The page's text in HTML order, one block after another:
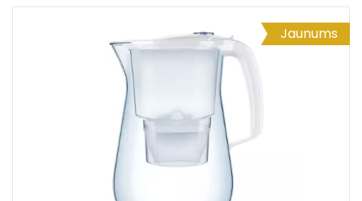
Jaunums